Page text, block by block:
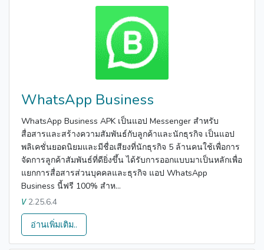
WhatsApp Business
WhatsApp Business APK เป็นแอป Messenger สำหรับ
สื่อสารและสร้างความสัมพันธ์กับลูกค้าและนักธุรกิจ เป็นแอป
พลิเคชั่นยอดนิยมและมีชื่อเสียงที่นักธุรกิจ 5 ล้านคนใช้เพื่อการ
จัดการลูกค้าสัมพันธ์ที่ดียิ่งขึ้น ได้รับการออกแบบมาเป็นหลักเพื่อ
แยกการสื่อสารส่วนบุคคลและธุรกิจ แอป WhatsApp
Business นี้ฟรี 100% สำห...
V2.25.6.4
อ่านเพิ่มเติม..